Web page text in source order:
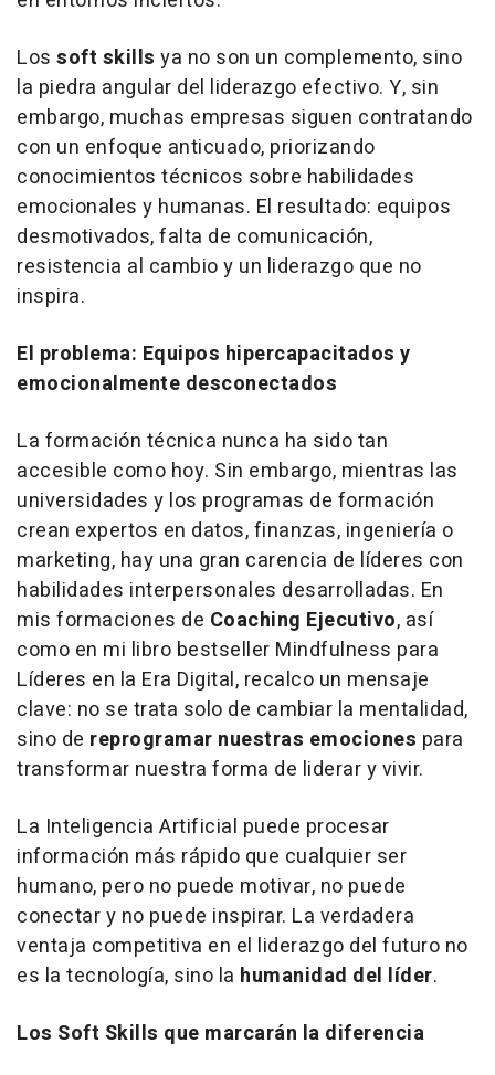
Los soft skills ya no son un complemento, sino
la piedra angular del liderazgo efectivo. Y, sin
embargo, muchas empresas siguen contratando
con un enfoque anticuado, priorizando
conocimientos técnicos sobre habilidades
emocionales y humanas. El resultado: equipos
desmotivados, falta de comunicación,
resistencia al cambio y un liderazgo que no
inspira.
El problema: Equipos hipercapacitados y
emocionalmente desconectados
La formación técnica nunca ha sido tan
accesible como hoy. Sin embargo, mientras las
universidades y los programas de formación
crean expertos en datos, finanzas, ingeniería o
marketing, hay una gran carencia de líderes con
habilidades interpersonales desarrolladas. En
mis formaciones de Coaching Ejecutivo, así
como en mi libro bestseller Mindfulness para
Líderes en la Era Digital, recalco un mensaje
clave: no se trata solo de cambiar la mentalidad,
sino de reprogramar nuestras emociones para
transformar nuestra forma de liderar y vivir.
La Inteligencia Artificial puede procesar
información más rápido que cualquier ser
humano, pero no puede motivar, no puede
conectar y no puede inspirar. La verdadera
ventaja competitiva en el liderazgo del futuro no
es la tecnología, sino la humanidad del líder.
Los Soft Skills que marcarán la diferencia